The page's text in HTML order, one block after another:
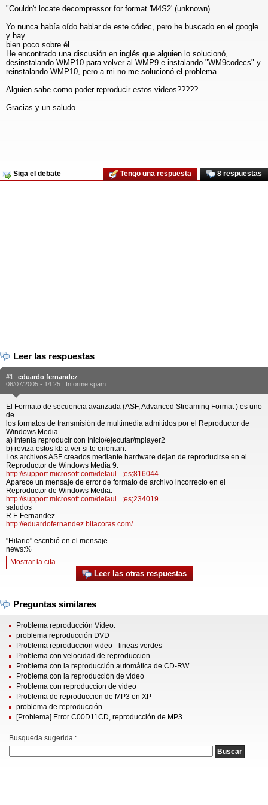
"Couldn't locate decompressor for format 'M4S2' (unknown)
Yo nunca había oído hablar de este códec, pero he buscado en el google
y hay
bien poco sobre él.
He encontrado una discusión en inglés que alguien lo solucionó,
desinstalando WMP10 para volver al WMP9 e instalando "WM9codecs" y
reinstalando WMP10, pero a mi no me solucionó el problema.
Alguien sabe como poder reproducir estos videos?????
Gracias y un saludo
Siga el debate 8 respuestas
Tengo una respuesta
Leer las respuestas
#1
eduardo fernandez
06/07/2005 - 14:25 | Informe spam
El Formato de secuencia avanzada (ASF, Advanced Streaming Format ) es uno
de
los formatos de transmisión de multimedia admitidos por el Reproductor de
Windows Media...
a) intenta reproducir con Inicio/ejecutar/mplayer2
b) reviza estos kb a ver si te orientan:
Los archivos ASF creados mediante hardware dejan de reproducirse en el
Reproductor de Windows Media 9:
http://support.microsoft.com/defaul...;es;816044
Aparece un mensaje de error de formato de archivo incorrecto en el
Reproductor de Windows Media:
http://support.microsoft.com/defaul...;es;234019
saludos
R.E.Fernandez
http://eduardofernandez.bitacoras.com/
"Hilario" escribió en el mensaje
news:%
Mostrar la cita
Leer las otras respuestas
Preguntas similares
Problema reproducción Vídeo.
problema reproducción DVD
Problema reproduccion video - lineas verdes
Problema con velocidad de reproduccion
Problema con la reproducción automática de CD-RW
Problema con la reproducción de video
Problema con reproduccion de video
Problema de reproduccion de MP3 en XP
problema de reproducción
[Problema] Error C00D11CD, reproducción de MP3
Busqueda sugerida :